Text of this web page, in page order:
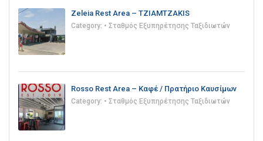
Zeleia Rest Area – TZIAMTZAKIS
Category: • Σταθμός Εξυπηρέτησης Ταξιδιωτών
Rosso Rest Area – Καφέ / Πρατήριο Καυσίμων
Category: • Σταθμός Εξυπηρέτησης Ταξιδιωτών